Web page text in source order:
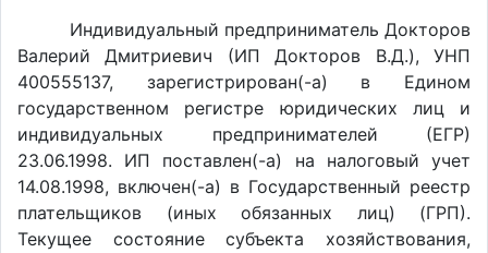
Индивидуальный предприниматель Докторов
Валерий Дмитриевич (ИП Докторов В.Д.), УНП
400555137, зарегистрирован(-а) в Едином
государственном регистре юридических лиц и
индивидуальных предпринимателей (ЕГР)
23.06.1998. ИП поставлен(-a) на налоговый учет
14.08.1998, включен(-a) в Государственный реестр
плательщиков (иных обязанных лиц) (ГРП).
Текущее состояние субъекта хозяйствования,